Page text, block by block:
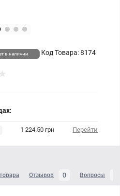
Код Товара: 8174
в наличии
1 224.50 грн Перейти
Отзывов 0 Вопросы